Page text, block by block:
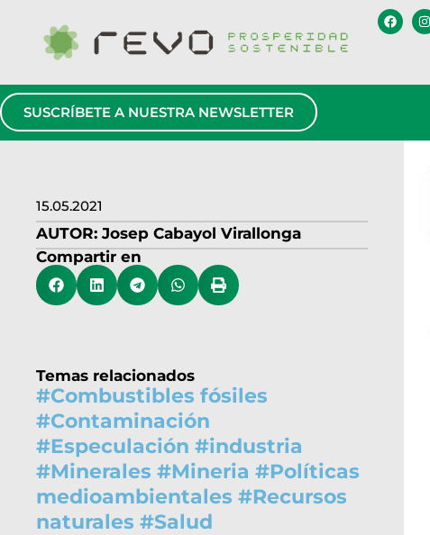
SUSCRÍBETE A NUESTRA NEWSLETTER
15.05.2021
AUTOR: Josep Cabayol Virallonga
Compartir en
Temas relacionados
#Combustibles fósiles
#Contaminación
#Especulación #industria
#Minerales #Mineria #Políticas
medioambientales #Recursos
naturales #Salud